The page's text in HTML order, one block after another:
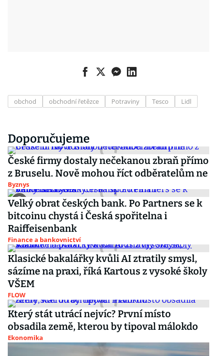
obchod obchodní řetězce Potraviny Tesco Lidl
Doporučujeme
České firmy dostaly nečekanou zbraň přímo
z Bruselu. Nově mohou říct odběratelům ne
Byznys
Velký obrat českých bank. Po Partners se k
bitcoinu chystá i Česká spořitelna i
Raiffeisenbank
Finance a bankovnictví
Klasické bakalářky kvůli AI ztratily smysl,
sázíme na praxi, říká Kartous z vysoké školy
VŠEM
FLOW
Který stát utrácí nejvíc? První místo
obsadila země, kterou by tipoval málokdo
Ekonomika